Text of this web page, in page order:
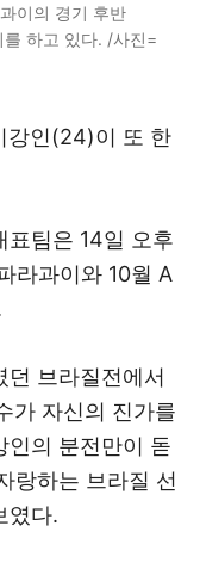
이의 경기 후반
하고 있다. /사진=
인(24)이 또 한
표팀은 14일 오후
라과이와 10월 A
던 브라질전에서
가 자신의 진가를
인의 분전만이 돋
랑하는 브라질 선
였다.